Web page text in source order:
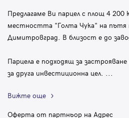
Предлагаме Ви парцел с площ 4
местността "Голта Чука" на пътя
Димитровград. В близост е до
Парцела е подходящ за застрояване
за друга инвестиционна цел. ...
Вижте още
Оферта от партньор на Адрес